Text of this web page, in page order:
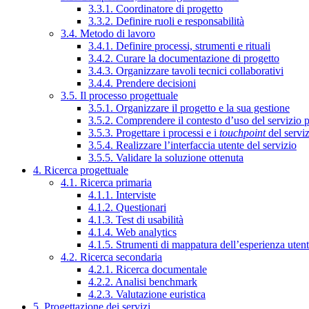
3.3.1. Coordinatore di progetto
3.3.2. Definire ruoli e responsabilità
3.4. Metodo di lavoro
3.4.1. Definire processi, strumenti e rituali
3.4.2. Curare la documentazione di progetto
3.4.3. Organizzare tavoli tecnici collaborativi
3.4.4. Prendere decisioni
3.5. Il processo progettuale
3.5.1. Organizzare il progetto e la sua gestione
3.5.2. Comprendere il contesto d’uso del servizio
3.5.3. Progettare i processi e i touchpointdel
3.5.4. Realizzare l’interfaccia utente del servizio
3.5.5. Validare la soluzione ottenuta
4. Ricerca progettuale
4.1. Ricerca primaria
4.1.1. Interviste
4.1.2. Questionari
4.1.3. Test di usabilità
4.1.4. Web analytics
4.1.5. Strumenti di mappatura dell’esperienza
4.2. Ricerca secondaria
4.2.1. Ricerca documentale
4.2.2. Analisi benchmark
4.2.3. Valutazione euristica
5. Progettazione dei servizi